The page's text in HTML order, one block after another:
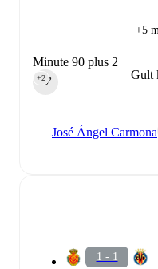
+5
Gult
Minute 90 plus 2
90‎’‎
+2
José Ángel Carmona
1 - 1